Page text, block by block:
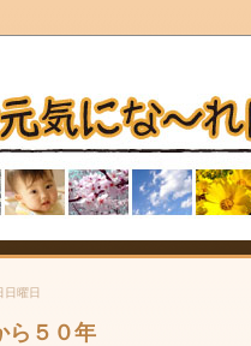
曜日
ら５０年